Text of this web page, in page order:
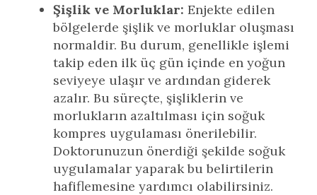
Şişlik ve Morluklar: Enjekte edilen
bölgelerde şişlik ve morluklar oluşması
normaldir. Bu durum, genellikle işlemi
takip eden ilk üç gün içinde en yoğun
seviyeye ulaşır ve ardından giderek
azalır. Bu süreçte, şişliklerin ve
morlukların azaltılması için soğuk
kompres uygulaması önerilebilir.
Doktorunuzun önerdiği şekilde soğuk
uygulamalar yaparak bu belirtilerin
hafiflemesine yardımcı olabilirsiniz.